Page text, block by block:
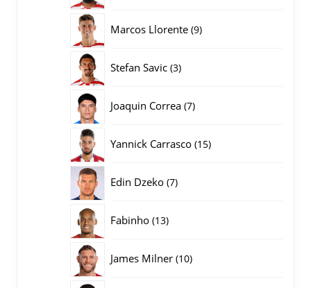
Marcos Llorente 99
Stefan Savic 33
Joaquin Correa 77
Yannick Carrasco 1515
Edin Dzeko 77
Fabinho 1313
James Milner 1010